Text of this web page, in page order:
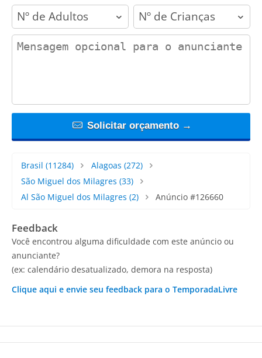
adults children
contact_message
Solicitar orçamento →
Brasil (11284) Alagoas (272)
São Miguel dos Milagres (33)
Al São Miguel dos Milagres (2) Anúncio #126660
Feedback
Você encontrou alguma dificuldade com este anúncio ou
anunciante?
(ex: calendário desatualizado, demora na resposta)
Clique aqui e envie seu feedback para o TemporadaLivre